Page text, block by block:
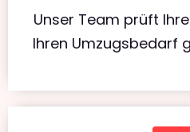
Unser Team prüft
Ihren Umzugsbedarf